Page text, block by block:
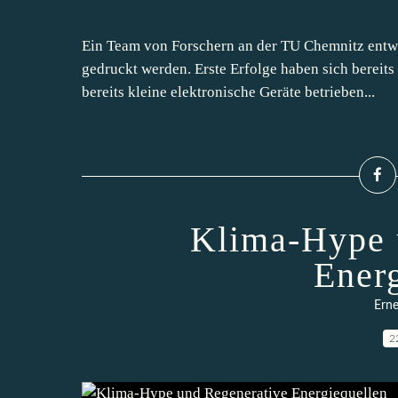
Ein Team von Forschern an der TU Chemnitz
gedruckt werden. Erste Erfolge haben sich
bereits kleine elektronische Geräte betrieben...
Klima-Hype